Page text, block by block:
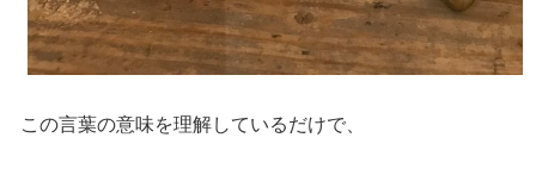
この言葉の意味を理解しているだけで、